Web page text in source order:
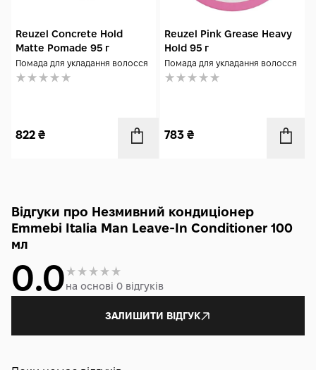
Reuzel Concrete Hold
Matte Pomade 95 г
Помада для укладання волосся
822 ₴
Reuzel Pink Grease Heavy
Hold 95 г
Помада для укладання волосся
783 ₴
Відгуки про Незмивний кондиціонер
Emmebi Italia Man Leave-In Conditioner 100
мл
0.0на основі 0 відгуків
ЗАЛИШИТИ ВІДГУК